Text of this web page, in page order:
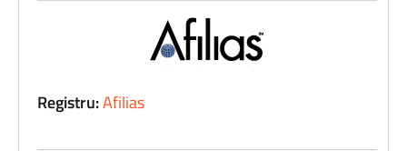
Registru:Afilias